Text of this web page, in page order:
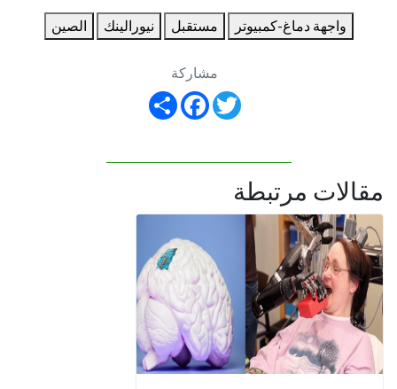
واجهة دماغ-كمبيوتر مستقبل نيورالينك الصين
مشاركة
Share
FacebookTwitter
مقالات مرتبطة